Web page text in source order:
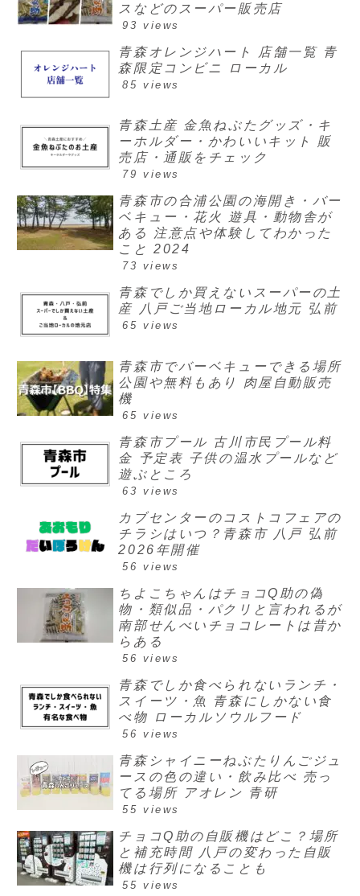
スなどのスーパー販売店
93 views
青森オレンジハート 店舗一覧 青
森限定コンビニ ローカル
85 views
青森土産 金魚ねぶたグッズ・キ
ーホルダー・かわいいキット 販
売店・通販をチェック
79 views
青森市の合浦公園の海開き・バー
ベキュー・花火 遊具・動物舎が
ある 注意点や体験してわかった
こと 2024
73 views
青森でしか買えないスーパーの土
産 八戸ご当地ローカル地元 弘前
65 views
青森市でバーベキューできる場所
公園や無料もあり 肉屋自動販売
機
65 views
青森市プール 古川市民プール料
金 予定表 子供の温水プールなど
遊ぶところ
63 views
カブセンターのコストコフェアの
チラシはいつ？青森市 八戸 弘前
2026年開催
56 views
ちよこちゃんはチョコQ助の偽
物・類似品・パクリと言われるが
南部せんべいチョコレートは昔か
らある
56 views
青森でしか食べられないランチ・
スイーツ・魚 青森にしかない食
べ物 ローカルソウルフード
56 views
青森シャイニーねぶたりんごジュ
ースの色の違い・飲み比べ 売っ
てる場所 アオレン 青研
55 views
チョコQ助の自販機はどこ？場所
と補充時間 八戸の変わった自販
機は行列になることも
55 views